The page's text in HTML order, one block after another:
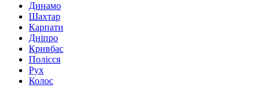
Динамо
Шахтар
Карпати
Дніпро
Кривбас
Полісся
Рух
Колос